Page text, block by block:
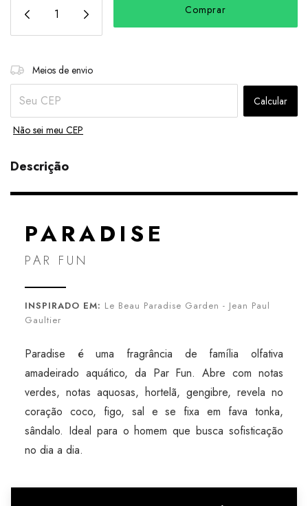
Entregas para o CEP:
Meios de envio
Calcular
Não sei meu CEP
Descrição
PARADISE
PAR FUN
INSPIRADO EM: Le Beau Paradise Garden - Jean Paul
Gaultier
Paradise é uma fragrância de família olfativa
amadeirado aquático, da Par Fun. Abre com notas
verdes, notas aquosas, hortelã, gengibre, revela no
coração coco, figo, sal e se fixa em fava tonka,
sândalo. Ideal para o homem que busca sofisticação
no dia a dia.